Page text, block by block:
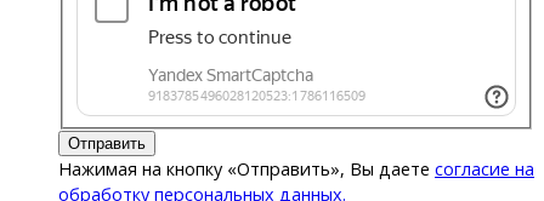
Отправить
Нажимая на кнопку «Отправить», Вы даете согласие на
обработку персональных данных.